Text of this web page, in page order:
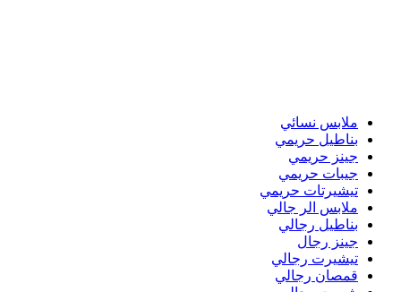
ملابس نسائي
بناطيل حريمي
جينز حريمي
جيبات حريمي
تيشيرتات حريمي
ملابس الر جالي
بناطيل رجالي
جينز رجال
تيشيرت رجالي
قمصان رجالي